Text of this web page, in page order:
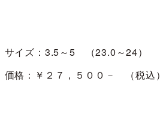
サイズ：3.5～5 （23.0～24）
価格：￥２７，５００－ （税込）